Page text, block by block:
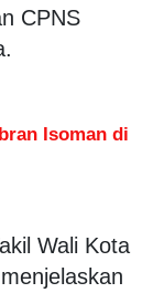
CPNS
Isoman di
Wali Kota